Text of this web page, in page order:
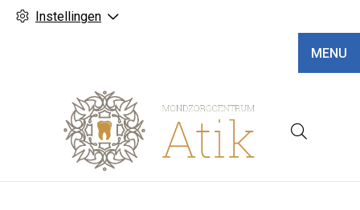
Instellingen
MENU